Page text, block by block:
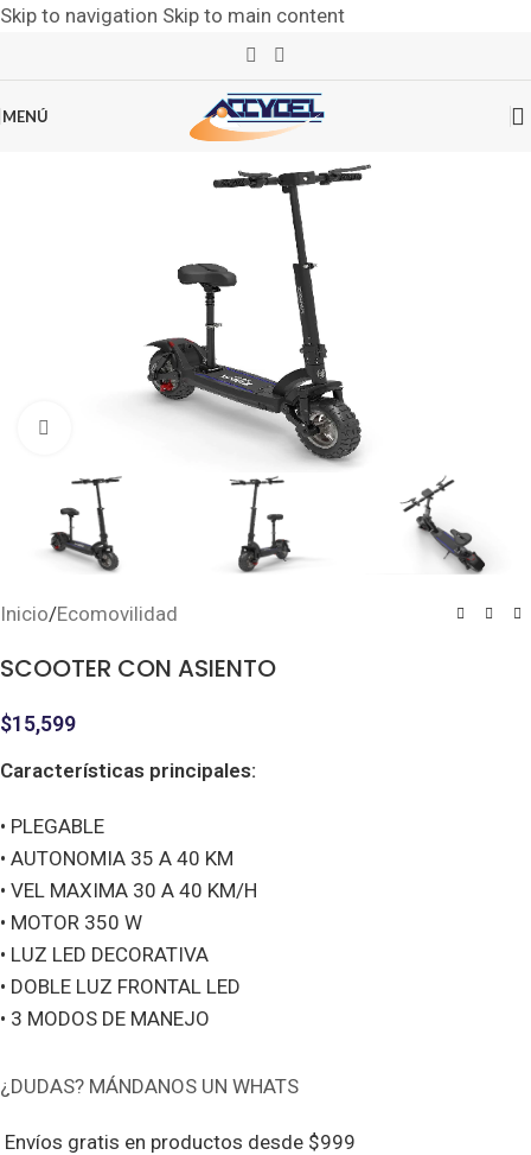
Skip to navigation Skip to main content
MENÚ
Clic para ampliar
Inicio/Ecomovilidad
SCOOTER CON ASIENTO
$15,599
Características principales:
• PLEGABLE
• AUTONOMIA 35 A 40 KM
• VEL MAXIMA 30 A 40 KM/H
• MOTOR 350 W
• LUZ LED DECORATIVA
• DOBLE LUZ FRONTAL LED
• 3 MODOS DE MANEJO
¿DUDAS? MÁNDANOS UN WHATS
Envíos gratis en productos desde $999